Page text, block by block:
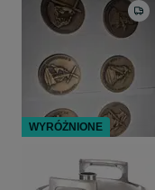
WYRÓŻNIONE